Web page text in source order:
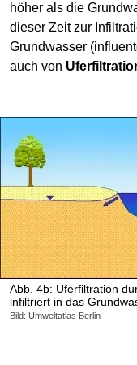
höher als die
dieser Zeit zur
Grundwasser
auch von
Abb. 4b: Uferfiltration
infiltriert in das
Bild: Umweltatlas Berlin